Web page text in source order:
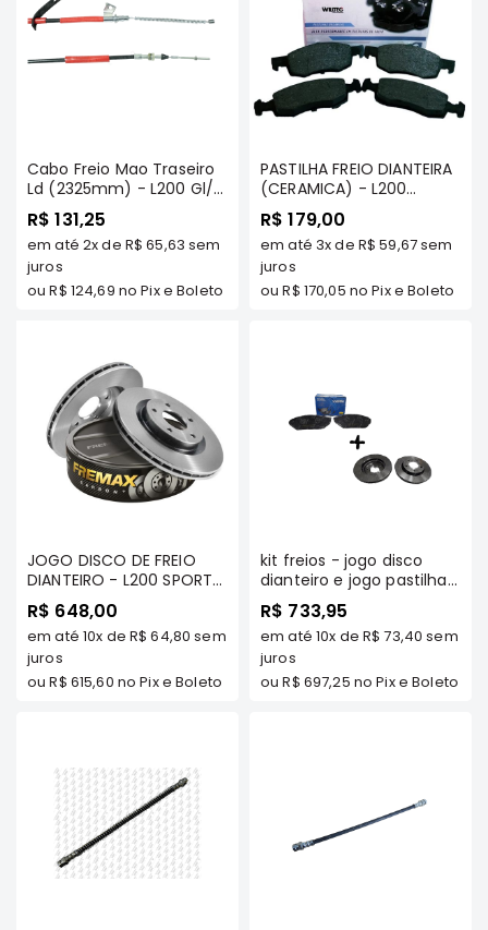
Sport
Suspensão
Freio
Correias
Transmissão
L200
GL,
GLS
e
SPORT
Freio
Correias
Transmissão
Pajero
Motor
Suspensão
Freio
Cabo Freio Mao Traseiro
Ld (2325mm) - L200 Gl/
Gls - Tuba
R$ 131,25
em até 2xde R$ 65,63 sem
juros
ouR$ 124,69 no Pix e Boleto
PASTILHA FREIO DIANTEIRA
(CERAMICA) - L200
SPORT/ HPE/ OUTDOOR/
PAJERO SPORT - WILLTEC
R$ 179,00
em até 3xde R$ 59,67sem
juros
ouR$ 170,05 no Pix e Boleto
JOGO DISCO DE FREIO
DIANTEIRO - L200 SPORT/
HPE/ OUTDOOR/ PAJERO
SPORT 2007/... - FREMAX
R$ 648,00
em até 10x de R$ 64,80 sem
juros
ouR$ 615,60 no Pix e Boleto
kit freios - jogo disco
dianteiro e jogo pastilha
dianteira - l200
gl/sport/hpe/outdoor
R$ 733,95
em até 10x de R$ 73,40 sem
juros
ouR$ 697,25 no Pix e Boleto